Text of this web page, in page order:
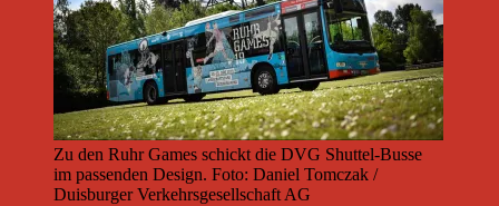
Zu den Ruhr Games schickt die DVG Shuttel-Busse
im passenden Design. Foto: Daniel Tomczak /
Duisburger Verkehrsgesellschaft AG